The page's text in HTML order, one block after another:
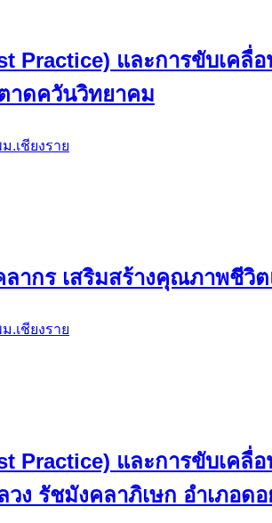
Practice) และการขับเค
าดควันวิทยาคม
.เชียงราย
ากร เสริมสร้างคุณภาพชีวิ
.เชียงราย
Practice) และการขับเค
รัชมังคลาภิเษก อำเภอดอ